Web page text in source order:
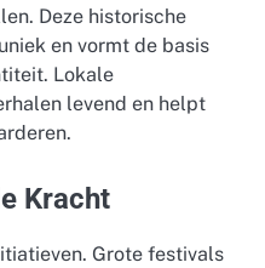
Deze historische
en vormt de basis
Lokale
levend en helpt
Kracht
Grote festivals